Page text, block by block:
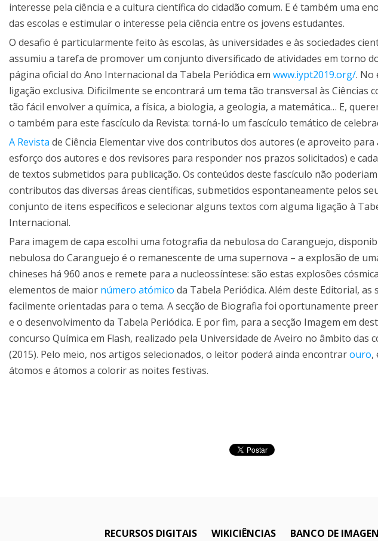
interesse pela ciência e a cultura científica do cidadão comum. E é também uma
das escolas e estimular o interesse pela ciência entre os jovens estudantes.
O desafio é particularmente feito às escolas, às universidades e às sociedades
assumiu a tarefa de promover um conjunto diversificado de atividades em torno
página oficial do Ano Internacional da Tabela Periódica em www.iypt2019.org/. No
ligação exclusiva. Dificilmente se encontrará um tema tão transversal às Ciências
tão fácil envolver a química, a física, a biologia, a geologia, a matemática… E,
o também para este fascículo da Revista: torná-lo um fascículo temático de
A Revista de Ciência Elementar vive dos contributos dos autores (e aproveito
esforço dos autores e dos revisores para responder nos prazos solicitados) e
de textos submetidos para publicação. Os conteúdos deste fascículo não
contributos das diversas áreas científicas, submetidos espontaneamente pelos
conjunto de itens específicos e selecionar alguns textos com alguma ligação à
Internacional.
Para imagem de capa escolhi uma fotografia da nebulosa do Caranguejo,
nebulosa do Caranguejo é o remanescente de uma supernova – a explosão de
chineses há 960 anos e remete para a nucleossíntese: são estas explosões
elementos de maior número atómico da Tabela Periódica. Além deste Editorial, as
facilmente orientadas para o tema. A secção de Biografia foi oportunamente
e o desenvolvimento da Tabela Periódica. E por fim, para a secção Imagem em
concurso Química em Flash, realizado pela Universidade de Aveiro no âmbito das
(2015). Pelo meio, nos artigos selecionados, o leitor poderá ainda encontrarouro,
átomos e átomos a colorir as noites festivas.
RECURSOS DIGITAIS WIKICIÊNCIAS BANCO DE